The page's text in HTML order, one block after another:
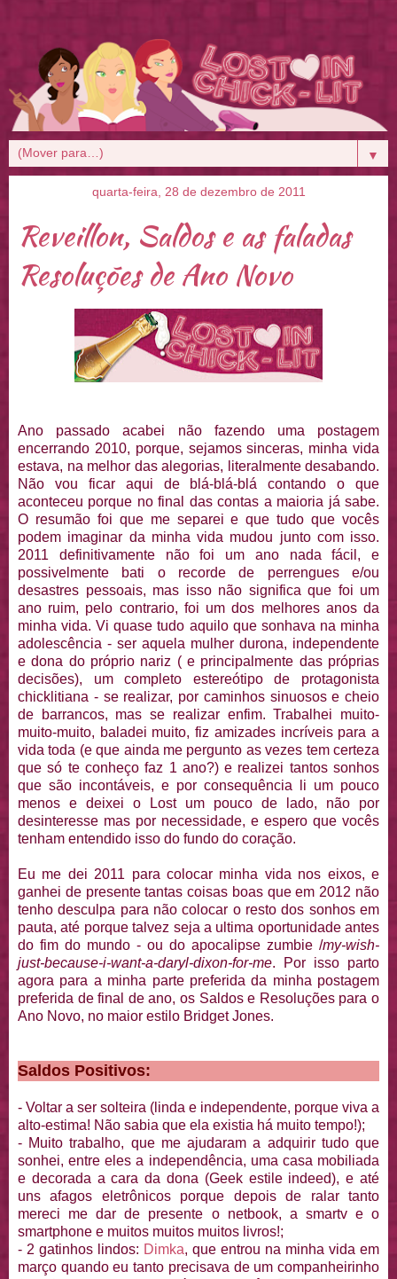
▼
quarta-feira, 28 de dezembro de 2011
Reveillon, Saldos e as faladas
Resoluções de Ano Novo
Ano passado acabei não fazendo uma postagem
encerrando 2010, porque, sejamos sinceras, minha vida
estava, na melhor das alegorias, literalmente desabando.
Não vou ficar aqui de blá-blá-blá contando o que
aconteceu porque no final das contas a maioria já sabe.
O resumão foi que me separei e que tudo que vocês
podem imaginar da minha vida mudou junto com isso.
2011 definitivamente não foi um ano nada fácil, e
possivelmente bati o recorde de perrengues e/ou
desastres pessoais, mas isso não significa que foi um
ano ruim, pelo contrario, foi um dos melhores anos da
minha vida. Vi quase tudo aquilo que sonhava na minha
adolescência - ser aquela mulher durona, independente
e dona do próprio nariz ( e principalmente das próprias
decisões), um completo estereótipo de protagonista
chicklitiana - se realizar, por caminhos sinuosos e cheio
de barrancos, mas se realizar enfim. Trabalhei muito-
muito-muito, baladei muito, fiz amizades incríveis para a
vida toda (e que ainda me pergunto as vezes tem certeza
que só te conheço faz 1 ano?) e realizei tantos sonhos
que são incontáveis, e por consequência li um pouco
menos e deixei o Lost um pouco de lado, não por
desinteresse mas por necessidade, e espero que vocês
tenham entendido isso do fundo do coração.
Eu me dei 2011 para colocar minha vida nos eixos, e
ganhei de presente tantas coisas boas que em 2012 não
tenho desculpa para não colocar o resto dos sonhos em
pauta, até porque talvez seja a ultima oportunidade antes
do fim do mundo - ou do apocalipse zumbie /my-wish-
just-because-i-want-a-daryl-dixon-for-me. Por isso parto
agora para a minha parte preferida da minha postagem
preferida de final de ano, os Saldos e Resoluções para o
Ano Novo, no maior estilo Bridget Jones.
Saldos Positivos:
- Voltar a ser solteira (linda e independente, porque viva a
alto-estima! Não sabia que ela existia há muito tempo!);
- Muito trabalho, que me ajudaram a adquirir tudo que
sonhei, entre eles a independência, uma casa mobiliada
e decorada a cara da dona (Geek estile indeed), e até
uns afagos eletrônicos porque depois de ralar tanto
mereci me dar de presente o netbook, a smartv e o
smartphone e muitos muitos muitos livros!;
- 2 gatinhos lindos: Dimka, que entrou na minha vida em
março quando eu tanto precisava de um companheirinho